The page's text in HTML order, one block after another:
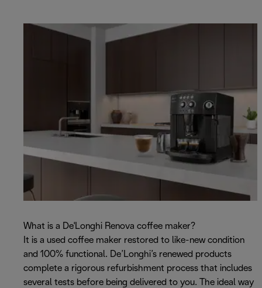
What is a De'Longhi Renova coffee maker?
It is a used coffee maker restored to like-new condition
and 100% functional. De’Longhi’s renewed products
complete a rigorous refurbishment process that includes
several tests before being delivered to you. The ideal way